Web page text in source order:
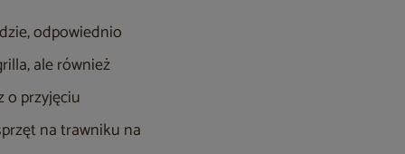
odpowiednio
ale również
o przyjęciu
na trawniku na